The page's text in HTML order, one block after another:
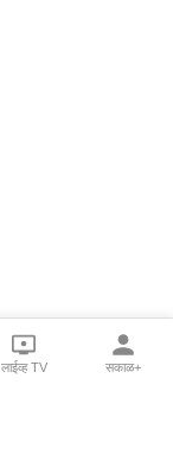
लाईव्ह TV सकाळ+